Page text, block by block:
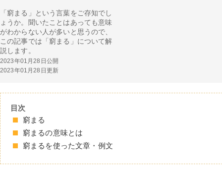
「窮まる」という言葉をご存知でし
ょうか。聞いたことはあっても意味
がわからない人が多いと思うので、
この記事では「窮まる」について解
説します。
2023年01月28日公開
2023年01月28日更新
目次
窮まる
窮まるの意味とは
窮まるを使った文章・例文